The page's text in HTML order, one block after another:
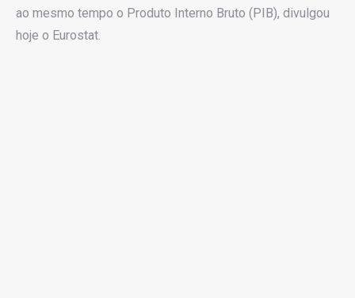
ao mesmo tempo o Produto Interno Bruto (PIB), divulgou
hoje o Eurostat.